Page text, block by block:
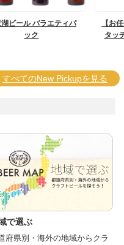
湖ビール バラエティパ
ック
【お
タッ
すべてのNew Pickupを見る
で選ぶ
府県別・海外の地域からクラ